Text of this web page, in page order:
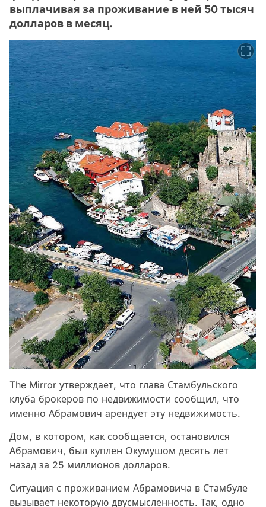
выплачивая за проживание в ней 50 тысяч
долларов в месяц.
The Mirror утверждает, что глава Стамбульского
клуба брокеров по недвижимости сообщил, что
именно Абрамович арендует эту недвижимость.
Дом, в котором, как сообщается, остановился
Абрамович, был куплен Окумушом десять лет
назад за 25 миллионов долларов.
Ситуация с проживанием Абрамовича в Стамбуле
вызывает некоторую двусмысленность. Так, одно